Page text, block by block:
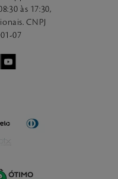
às 17:30,
CNPJ
07